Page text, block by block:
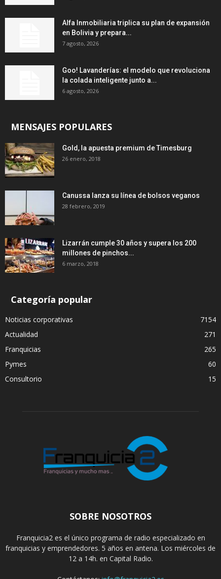
Alfa Inmobiliaria triplica su plan de expansión
en Bolivia y prepara...
7 agosto, 2026
Goo! Lavanderías: el modelo que revoluciona
la colada inteligente junto a...
6 agosto, 2026
MENSAJES POPULARES
Gold, la apuesta premium de Timesburg
26 enero, 2018
Canussa lanza su línea de bolsos veganos
28 febrero, 2019
Lizarrán cumple 30 años y supera los 200
millones de pinchos...
6 marzo, 2018
Categoría popular
Noticias corporativas
7154
Actualidad
271
Franquicias
265
Pymes
60
Consultorio
15
SOBRE NOSOTROS
Franquicia2 es el único programa de radio especializado en
franquicias y emprendedores. 5 años en antena. Los miércoles de
12 a 14h. en Capital Radio.